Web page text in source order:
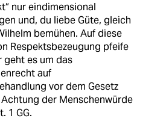
nur eindimensional
und, du liebe Güte, gleich
bemühen. Auf diese
Respektsbezeugung pfeife
geht es um das
auf
vor dem Gesetz
der Menschenwürde
1 GG.